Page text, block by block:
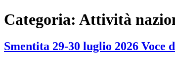
Categoria: Attività
Smentita 29-30 luglio 2026 Voce